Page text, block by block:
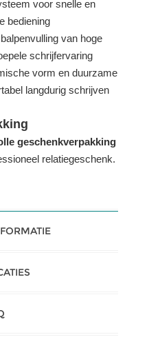
voor snelle en
bediening
van hoge
schrijfervaring
vorm en duurzame
langdurig schrijven
geschenkverpakking
relatiegeschenk.